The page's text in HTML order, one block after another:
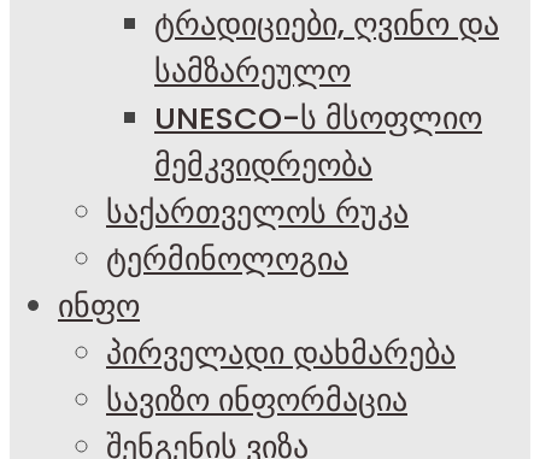
ტრადიციები, ღვინო და
სამზარეულო
UNESCO-ს მსოფლიო
მემკვიდრეობა
საქართველოს რუკა
ტერმინოლოგია
ინფო
პირველადი დახმარება
სავიზო ინფორმაცია
შენგენის ვიზა